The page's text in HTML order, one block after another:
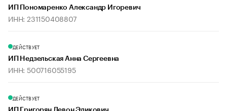
ИП Пономаренко Александр Игоревич
ИНН: 231150408807
ДЕЙСТВУЕТ
ИП Недзельская Анна Сергеевна
ИНН: 500716055195
ДЕЙСТВУЕТ